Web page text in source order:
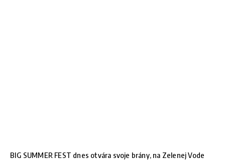
BIG SUMMER FEST dnes otvára svoje brány, na Zelenej Vode